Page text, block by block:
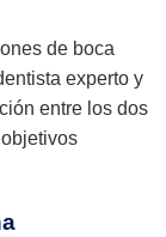
de boca
experto y
entre los dos